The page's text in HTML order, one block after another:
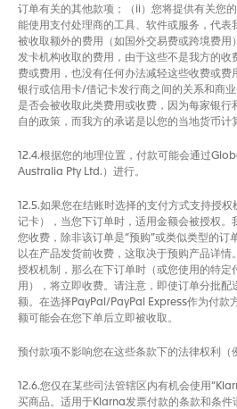
订单有关的其他款项；（ii）您将提供有关您
能使用支付处理商的工具、软件或服务，代表
被收取额外的费用（如国外交易费或跨境费
发卡机构收取的费用，由于这些不是我方的收
费或费用，也没有任何办法减轻这些收费或费
银行或信用卡/借记卡发行商之间的关系和商
是否会被收取此类费用或收费，因为每家银
自的政策，而我方的承诺是以您的当地货币计
12.4.根据您的地理位置，付款可能会通过
Australia Pty Ltd.）进行。
12.5.如果您在结账时选择的支付方式支持授
记卡），当您下订单时，适用金额会被授权。
您收费，除非该订单是“预购”或类似类型的订
以在产品发货前收费，这取决于预购产品详
授权机制，那么在下订单时（或您使用的特定
用），将立即收费。请注意，即使订单分批配
额。在选择PayPal/PayPal Express作为付款
额可能会在您下单后立即被收取。
预付款项不影响您在这些条款下的法律权利（
12.6.您仅在某些司法管辖区内有机会使用
买商品。适用于Klarna发票付款的条款和条件